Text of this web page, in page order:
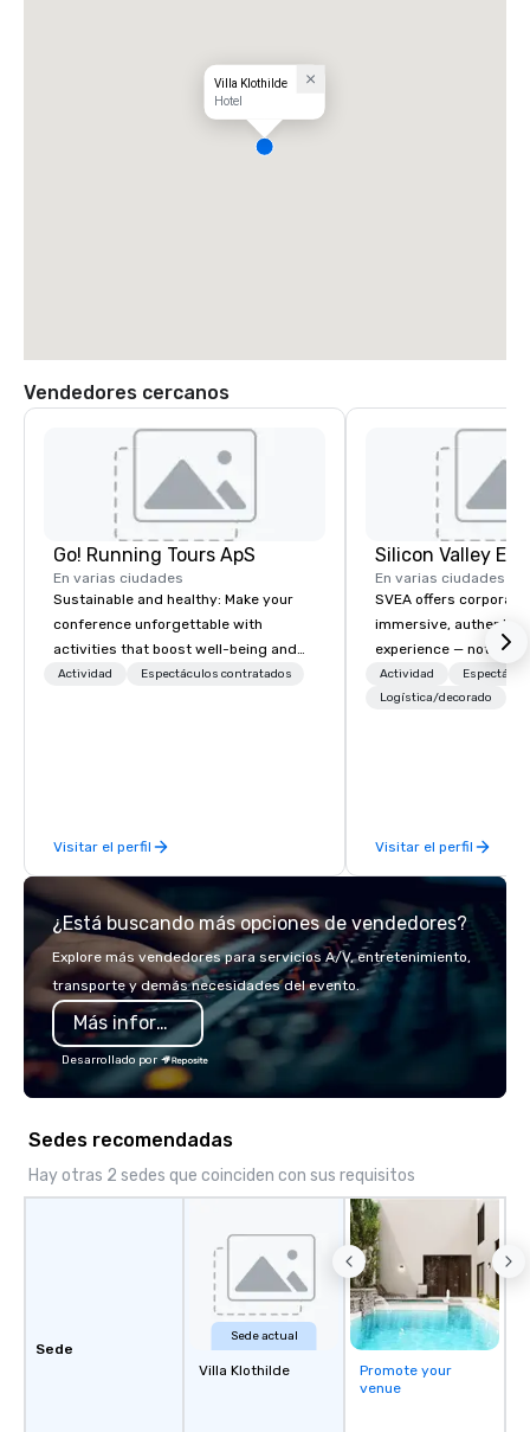
Villa Klothilde
Hotel
Vendedores cercanos
Go! Running Tours ApS
En varias ciudades
Sustainable and healthy: Make your
conference unforgettable with
activities that boost well-being and
lower carbon footprints. Explore the
Actividad Espectáculos contratados
Visitar el perfil
En varias ciudades
SVEA offers
immersive, authentic
experience — not a
transformation. We
facilitate custom
offsites. Whether
think like a Silicon
world's fastest-
or walk away with a
innovation playbook,
seniority, and
Actividad
Logística/decorado
Visitar el perfil
¿Está buscando más opciones de vendedores?
Explore más vendedores para servicios A/V, entretenimiento,
transporte y demás necesidades del evento.
Más información
Desarrollado por
Sedes recomendadas
Hay otras 2 sedes que coinciden con sus requisitos
Sede
Sede actual
Villa Klothilde
Promote your
venue